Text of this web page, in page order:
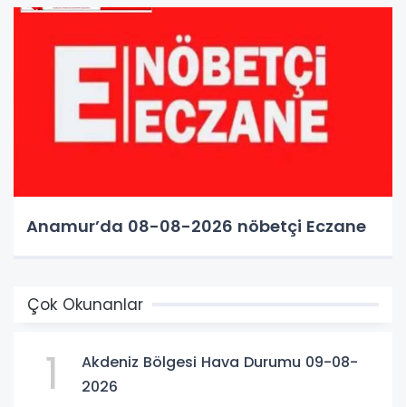
Anamur’da 08-08-2026 nöbetçi Eczane
Çok Okunanlar
1
Akdeniz Bölgesi Hava Durumu 09-08-
2026